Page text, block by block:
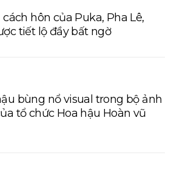
hôn của Puka, Pha Lê,
tiết lộ đầy bất ngờ
bùng nổ visual trong bộ ảnh
tổ chức Hoa hậu Hoàn vũ